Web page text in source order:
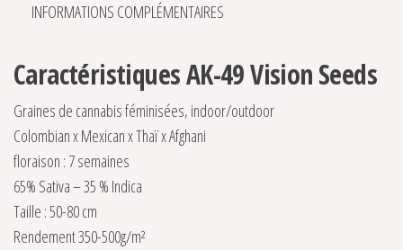
INFORMATIONS COMPLÉMENTAIRES
Caractéristiques AK-49 Vision Seeds
Graines de cannabis féminisées, indoor/outdoor
Colombian x Mexican x Thaï x Afghani
floraison : 7 semaines
65% Sativa – 35 % Indica
Taille : 50-80 cm
Rendement 350-500g/m²